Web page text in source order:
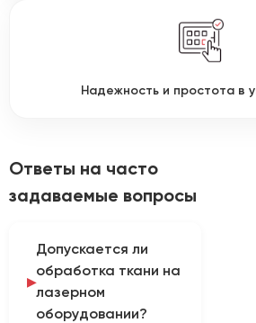
Надежность и простота в
Ответы на часто
задаваемые вопросы
Допускается ли
обработка ткани на
лазерном
оборудовании?